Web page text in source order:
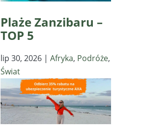
Plaże Zanzibaru –
TOP 5
lip 30, 2026 |Afryka, Podróże,
Świat